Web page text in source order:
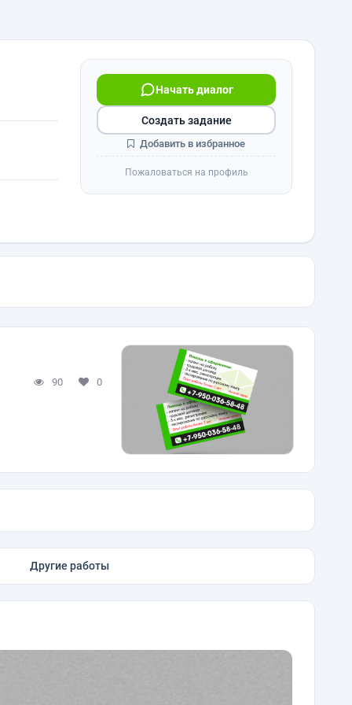
Начать диалог
Создать задание
Добавить в избранное
Пожаловаться на профиль
90 0
Другие работы